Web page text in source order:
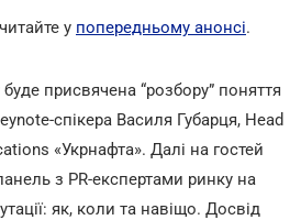
у попередньому анонсі.
присвячена “розбору” поняття
спікера Василя Губарця, Head
«Укрнафта». Далі на гостей
з PR-експертами ринку на
як, коли та навіщо. Досвід